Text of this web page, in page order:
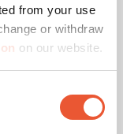
from your use
or withdraw
on our website.